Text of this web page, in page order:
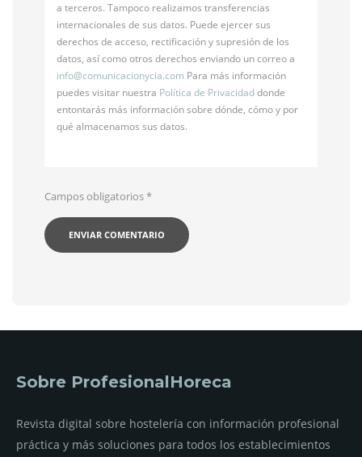
a terceros. Tampoco realizamos transferencias
internacionales de sus datos. Puede ejercer sus
derechos de acceso, rectificación y supresión de los
datos, así como otros derechos enviando un correo a
info@comunicacionycia.com Para más información
puedes visitar nuestra Política de Privacidaddonde
entontarás más información sobre dónde, cómo y por
qué almacenamos sus datos.
Campos obligatorios*
Sobre ProfesionalHoreca
Revista digital sobre hostelería con información profesional
práctica y más soluciones para todos los establecimientos